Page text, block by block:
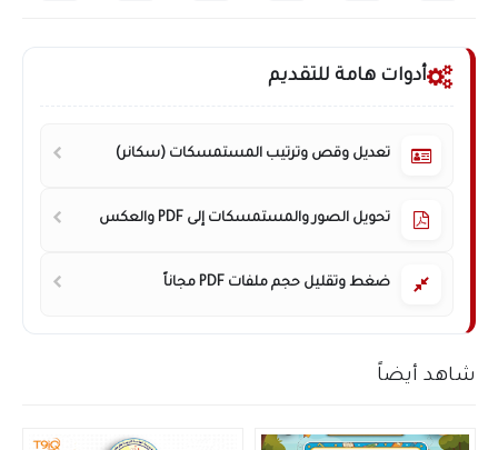
أدوات هامة للتقديم
تعديل وقص وترتيب المستمسكات (سكانر)
تحويل الصور والمستمسكات إلى PDF والعكس
ضغط وتقليل حجم ملفات PDF مجاناً
شاهد أيضاً